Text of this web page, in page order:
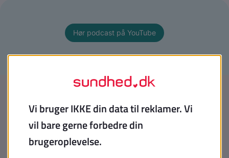
Hør podcast på YouTube